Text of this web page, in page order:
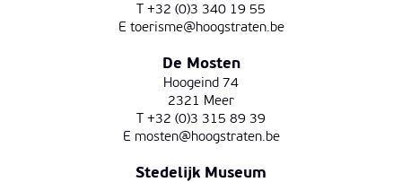
T +32 (0)3 340 19 55
E toerisme@hoogstraten.be
De Mosten
Hoogeind 74
2321 Meer
T +32 (0)3 315 89 39
E mosten@hoogstraten.be
Stedelijk Museum